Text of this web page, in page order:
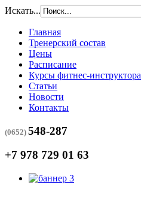
Искать...
Главная
Тренерский состав
Цены
Расписание
Курсы фитнес-инструктора
Статьи
Новости
Контакты
(0652) 548-287
+7 978 729 01 63